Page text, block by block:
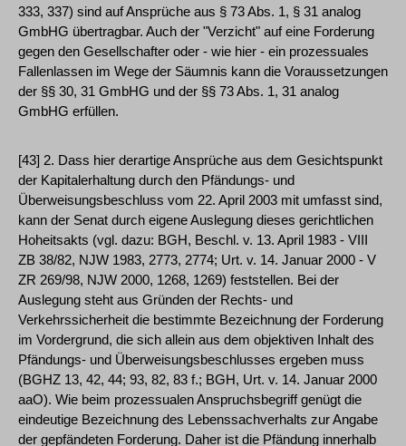
333, 337) sind auf Ansprüche aus § 73 Abs. 1, § 31 analog
GmbHG übertragbar. Auch der "Verzicht" auf eine Forderung
gegen den Gesellschafter oder - wie hier - ein prozessuales
Fallenlassen im Wege der Säumnis kann die Voraussetzungen
der §§ 30, 31 GmbHG und der §§ 73 Abs. 1, 31 analog
GmbHG erfüllen.
[43] 2. Dass hier derartige Ansprüche aus dem Gesichtspunkt
der Kapitalerhaltung durch den Pfändungs- und
Überweisungsbeschluss vom 22. April 2003 mit umfasst sind,
kann der Senat durch eigene Auslegung dieses gerichtlichen
Hoheitsakts (vgl. dazu: BGH, Beschl. v. 13. April 1983 - VIII
ZB 38/82, NJW 1983, 2773, 2774; Urt. v. 14. Januar 2000 - V
ZR 269/98, NJW 2000, 1268, 1269) feststellen. Bei der
Auslegung steht aus Gründen der Rechts- und
Verkehrssicherheit die bestimmte Bezeichnung der Forderung
im Vordergrund, die sich allein aus dem objektiven Inhalt des
Pfändungs- und Überweisungsbeschlusses ergeben muss
(BGHZ 13, 42, 44; 93, 82, 83 f.; BGH, Urt. v. 14. Januar 2000
aaO). Wie beim prozessualen Anspruchsbegriff genügt die
eindeutige Bezeichnung des Lebenssachverhalts zur Angabe
der gepfändeten Forderung. Daher ist die Pfändung innerhalb